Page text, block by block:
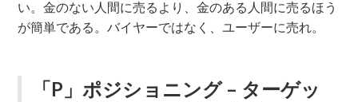
い。金のない人間に売るより、金のある人間に売るほう
が簡単である。バイヤーではなく、ユーザーに売れ。
「P」ポジショニング – ターゲッ